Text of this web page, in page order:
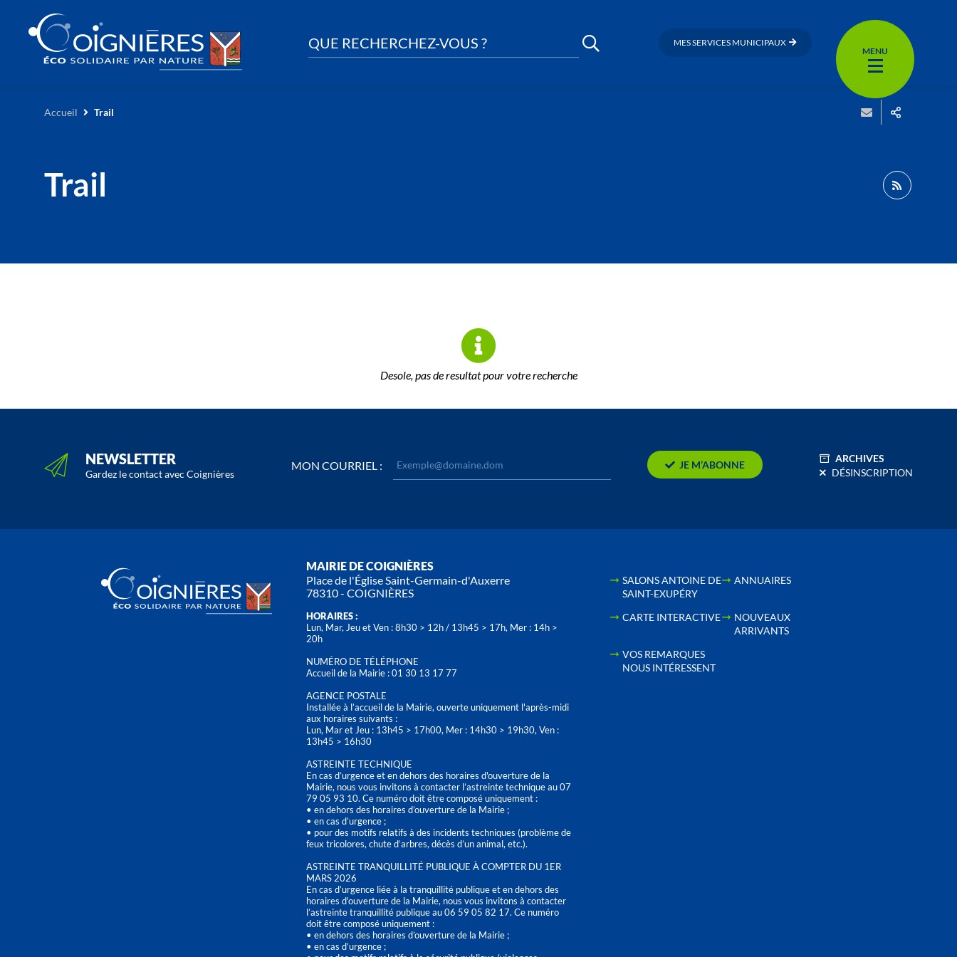
QUE RECHERCHEZ-VOUS ? MES SERVICES MUNICIPAUX
MENU
Accueil Trail
Trail
Desole, pas de resultat pour votre recherche
NEWSLETTER
Gardez le contact avec Coignières
MON COURRIEL : JE M’ABONNE
ARCHIVES
DÉSINSCRIPTION
MAIRIE DE COIGNIÈRES
Place de l'Église Saint-Germain-d'Auxerre
78310 - COIGNIÈRES
HORAIRES :
Lun, Mar, Jeu et Ven : 8h30 > 12h / 13h45 > 17h, Mer : 14h >
20h
NUMÉRO DE TÉLÉPHONE
Accueil de la Mairie : 01 30 13 17 77
AGENCE POSTALE
Installée à l’accueil de la Mairie, ouverte uniquement l'après-midi
aux horaires suivants :
Lun, Mar et Jeu : 13h45 > 17h00, Mer : 14h30 > 19h30, Ven :
13h45 > 16h30
ASTREINTE TECHNIQUE
En cas d’urgence et en dehors des horaires d'ouverture de la
Mairie, nous vous invitons à contacter l’astreinte technique au 07
79 05 93 10. Ce numéro doit être composé uniquement :
• en dehors des horaires d’ouverture de la Mairie ;
• en cas d’urgence ;
• pour des motifs relatifs à des incidents techniques (problème de
feux tricolores, chute d’arbres, décès d’un animal, etc.).
ASTREINTE TRANQUILLITÉ PUBLIQUE À COMPTER DU 1ER
MARS 2026
En cas d’urgence liée à la tranquillité publique et en dehors des
horaires d'ouverture de la Mairie, nous vous invitons à contacter
l’astreinte tranquillité publique au 06 59 05 82 17. Ce numéro
doit être composé uniquement :
• en dehors des horaires d’ouverture de la Mairie ;
• en cas d’urgence ;
SALONS ANTOINE DE
SAINT-EXUPÉRY
ANNUAIRES
CARTE INTERACTIVE
NOUVEAUX
ARRIVANTS
VOS REMARQUES
NOUS INTÉRESSENT